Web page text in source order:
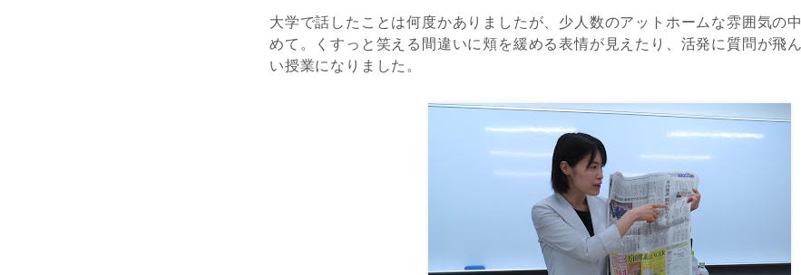
大学で話したことは何度かありましたが、少人数のアットホームな雰囲気の
めて。くすっと笑える間違いに頬を緩める表情が見えたり、活発に質問が飛
い授業になりました。